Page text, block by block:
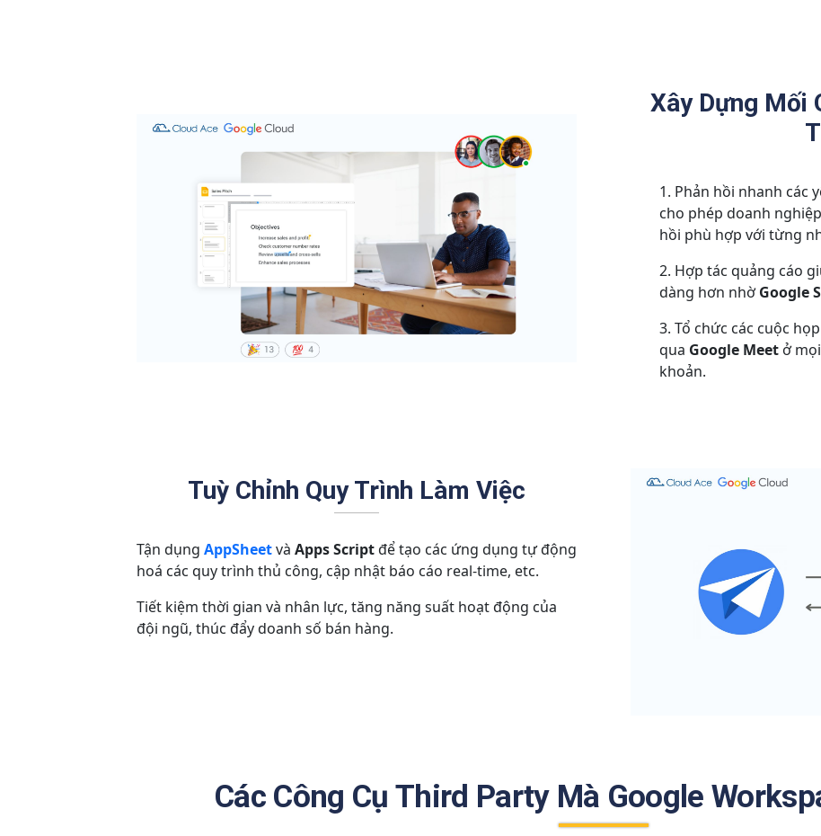
Xây Dựng Mối
Phản hồi nhanh các
cho phép doanh
hồi phù hợp với từng
Hợp tác quảng cáo
dàng hơn nhờGoogle
Tổ chức các cuộc
qua Google Meet ở
khoản.
Tuỳ Chỉnh Quy Trình Làm Việc
Tận dụng AppSheetvà Apps Scriptđể tạo các ứng dụng tự động
hoá các quy trình thủ công, cập nhật báo cáo real-time, etc.
Tiết kiệm thời gian và nhân lực, tăng năng suất hoạt động của
đội ngũ, thúc đẩy doanh số bán hàng.
Các Công Cụ Third Party Mà Google